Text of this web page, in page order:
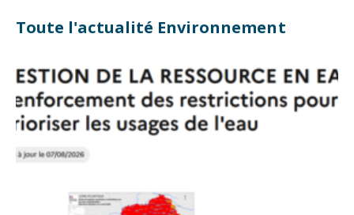
Toute l'actualité Environnement